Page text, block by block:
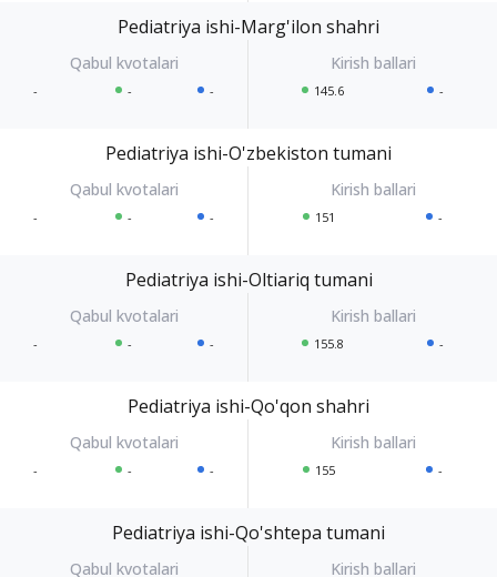
Pediatriya ishi-Marg'ilon shahri
- - - 145.6 -
Pediatriya ishi-O'zbekiston tumani
- - - 151 -
Pediatriya ishi-Oltiariq tumani
- - - 155.8 -
Pediatriya ishi-Qo'qon shahri
- - - 155 -
Pediatriya ishi-Qo'shtepa tumani